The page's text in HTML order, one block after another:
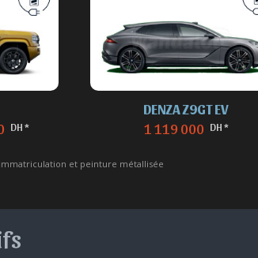
DH *
DENZA Z9GT EV
1 119 000 DH *
et peinture métallisée